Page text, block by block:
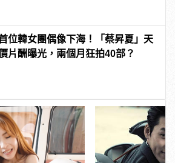
位韓女團偶像下海！「蔡昇夏」天
片酬曝光，兩個月狂拍40部？